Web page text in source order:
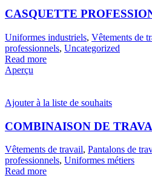
CASQUETTE
Uniformes industriels, Vêtements de
professionnels, Uncategorized
Read more
Aperçu
Ajouter à la liste de souhaits
COMBINAISON DE
Vêtements de travail, Pantalons de
professionnels, Uniformes métiers
Read more